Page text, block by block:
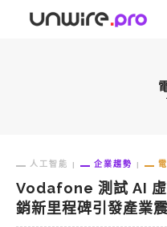
人工智能 企業趨勢
Vodafone 測試 AI 虛
銷新里程碑引發產業